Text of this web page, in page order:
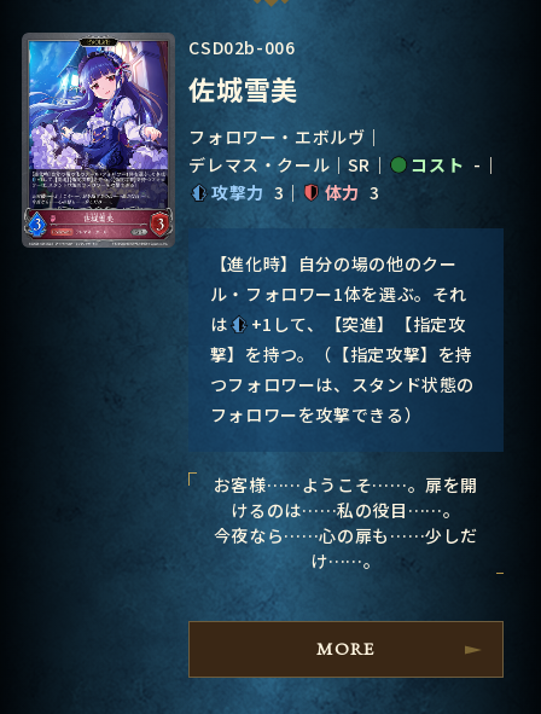
CSD02b-006
佐城雪美
フォロワー・エボルヴ
デレマス・クール
SR コスト -
攻撃力 3 体力 3
【進化時】自分の場の他のクー
ル・フォロワー1体を選ぶ。それ
は
+1して、【突進】【指定攻
撃】を持つ。（【指定攻撃】を持
つフォロワーは、スタンド状態の
フォロワーを攻撃できる）
お客様……ようこそ……。扉を開
けるのは……私の役目……。
今夜なら……心の扉も……少しだ
け……。
MORE